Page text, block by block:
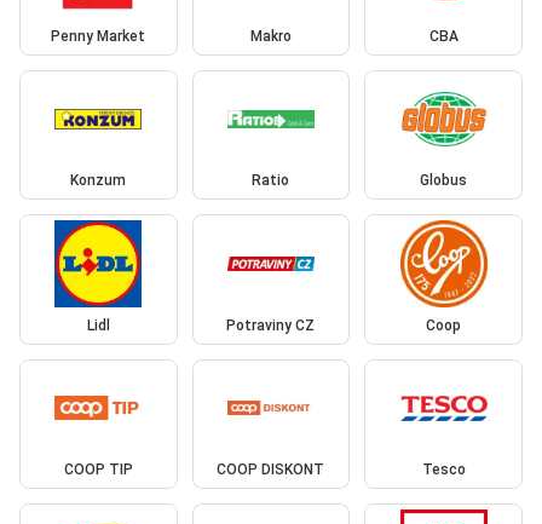
Penny Market Makro CBA
Konzum Ratio Globus
Lidl Potraviny CZ Coop
COOP TIP COOP DISKONT Tesco